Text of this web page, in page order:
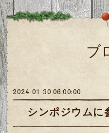
ブ
2024-01-30 06:00:00
シンポジウムに